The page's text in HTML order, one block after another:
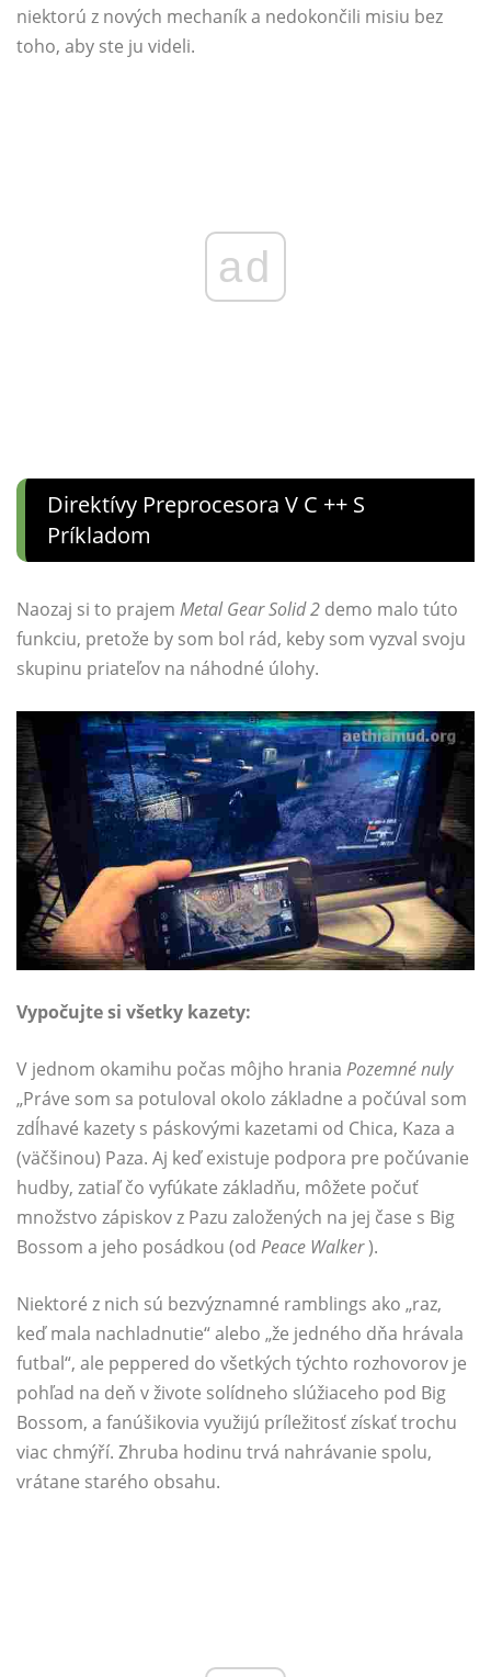
niektorú z nových mechaník a nedokončili misiu bez
toho, aby ste ju videli.
ad
Direktívy Preprocesora V C ++ S
Príkladom
Naozaj si to prajem Metal Gear Solid 2 demo malo túto
funkciu, pretože by som bol rád, keby som vyzval svoju
skupinu priateľov na náhodné úlohy.
Vypočujte si všetky kazety:
V jednom okamihu počas môjho hrania Pozemné nuly
„Práve som sa potuloval okolo základne a počúval som
zdĺhavé kazety s páskovými kazetami od Chica, Kaza a
(väčšinou) Paza. Aj keď existuje podpora pre počúvanie
hudby, zatiaľ čo vyfúkate základňu, môžete počuť
množstvo zápiskov z Pazu založených na jej čase s Big
Bossom a jeho posádkou (od Peace Walker).
Niektoré z nich sú bezvýznamné ramblings ako „raz,
keď mala nachladnutie“ alebo „že jedného dňa hrávala
futbal“, ale peppered do všetkých týchto rozhovorov je
pohľad na deň v živote solídneho slúžiaceho pod Big
Bossom, a fanúšikovia využijú príležitosť získať trochu
viac chmýří. Zhruba hodinu trvá nahrávanie spolu,
vrátane starého obsahu.